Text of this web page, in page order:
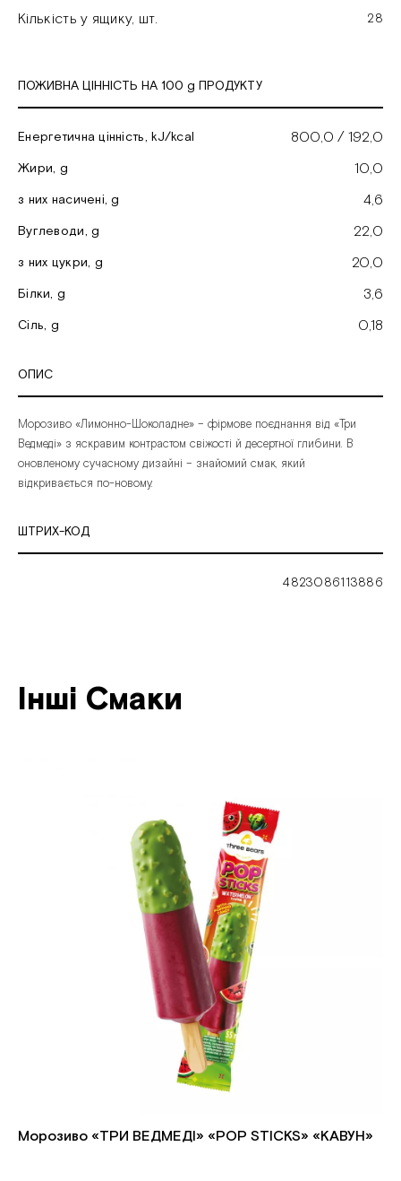
Кількість у ящику, шт. 28
ПОЖИВНА ЦІННІСТЬ НА 100 g ПРОДУКТУ
Енергетична цінність, kJ/kcal 800,0 / 192,0
Жири, g 10,0
з них насичені, g 4,6
Вуглеводи, g 22,0
з них цукри, g 20,0
Білки, g 3,6
Cіль, g 0,18
ОПИС
Морозиво «Лимонно-Шоколадне» – фірмове поєднання від «Три
Ведмеді» з яскравим контрастом свіжості й десертної глибини. В
оновленому сучасному дизайні – знайомий смак, який
відкривається по-новому.
ШТРИХ-КОД
4823086113886
Інші Смаки
Морозиво «ТРИ ВЕДМЕДІ» «POP STICKS» «КАВУН»